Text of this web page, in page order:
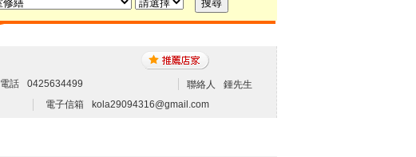
電話 0425634499 聯絡人
鍾先生
電子信箱 kola29094316@gmail.com